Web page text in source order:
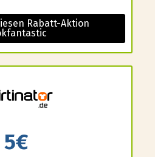
Rabatt-Aktion
5€